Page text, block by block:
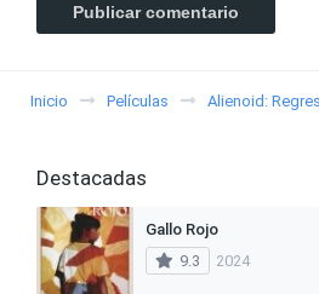
Inicio Películas Alienoid:
Destacadas
Gallo Rojo
9.3
2024